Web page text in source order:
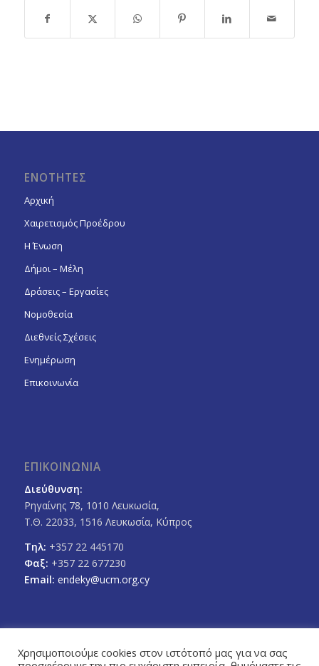
ΕΝΟΤΗΤΕΣ
Αρχική
Χαιρετισμός Προέδρου
Η Ένωση
Δήμοι – Μέλη
Δράσεις – Εργασίες
Νομοθεσία
Διεθνείς Σχέσεις
Ενημέρωση
Επικοινωνία
ΕΠΙΚΟΙΝΩΝΙΑ
Διεύθυνση:
Ρηγαίνης 78, 1010 Λευκωσία,
Τ.Θ. 22033, 1516 Λευκωσία, Κύπρος
Τηλ: +357 22 445170
Φαξ: +357 22 677230
Email: endeky@ucm.org.cy
Χρησιμοποιούμε cookies στον ιστότοπό μας για να σας